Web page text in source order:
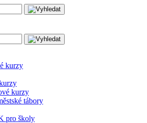
kurzy
kurzy
tábory
pro školy